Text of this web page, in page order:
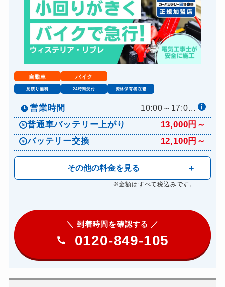
自動車 バイク
見積り無料 24時間受付 資格保有者在籍
営業時間 10:00～17:0...
普通車バッテリー上がり
13,000円～
バッテリー交換
12,100円～
その他の料金を見る
※金額はすべて税込みです。
＼ 到着時間を確認する ／
0120-849-105